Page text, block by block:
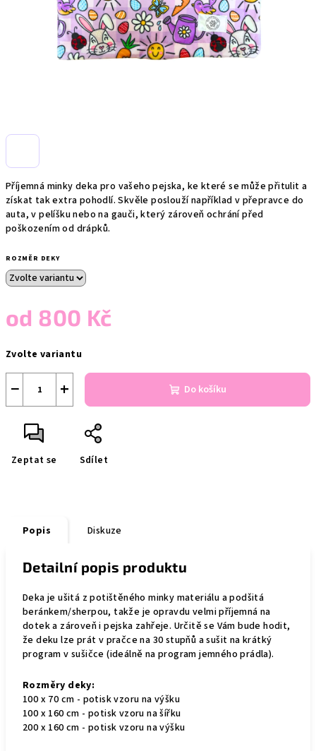
Příjemná minky deka pro vašeho pejska, ke které se může přitulit a
získat tak extra pohodlí. Skvěle poslouží například v přepravce do
auta, v pelíšku nebo na gauči, který zároveň ochrání před
poškozením od drápků.
ROZMĚR DEKY
od 800 Kč
cena:
Zvolte variantu
+
− Do košíku
Zeptat se Sdílet
Popis Diskuze
Detailní popis produktu
Deka je ušitá z potištěného minky materiálu a podšitá
beránkem/sherpou, takže je opravdu velmi příjemná na
dotek a zároveň i pejska zahřeje. Určitě se Vám bude hodit,
že deku lze prát v pračce na 30 stupňů a sušit na krátký
program v sušičce (ideálně na program jemného prádla).
Rozměry deky:
100 x 70 cm - potisk vzoru na výšku
100 x 160 cm - potisk vzoru na šířku
200 x 160 cm - potisk vzoru na výšku